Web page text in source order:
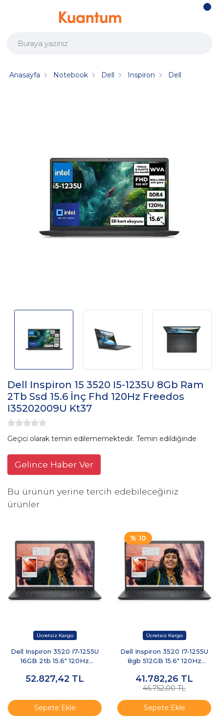
Anasayfa Notebook Dell Inspiron Dell
Dell Inspiron 15 3520 I5-1235U 8Gb Ram
2Tb Ssd 15.6 İnç Fhd 120Hz Freedos
I35202009U Kt37
Geçici olarak temin edilememektedir. Temin edildiğinde
Gelince Haber Ver
Bu ürünün yerine tercih edebileceğiniz
ürünler
Dell Inspiron 3520 I7-1255U
16GB 2tb 15.6" 120Hz
Taşınabilir Bilgisayar
52.827,42 TL
Sepete Ekle
% 10
Dell Inspiron 3520 I7-1255U
8gb 512GB 15.6" 120Hz
Taşınabilir Bilgisayar
41.782,26 TL
46.752,00 TL
Sepete Ekle